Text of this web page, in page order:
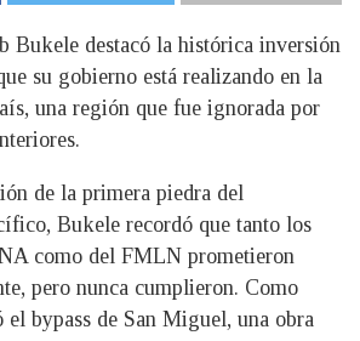
Bukele destacó la histórica inversión
su gobierno está realizando en la
una región que fue ignorada por
de la primera piedra del
Bukele recordó que tanto los
como del FMLN prometieron
pero nunca cumplieron. Como
el bypass de San Miguel, una obra